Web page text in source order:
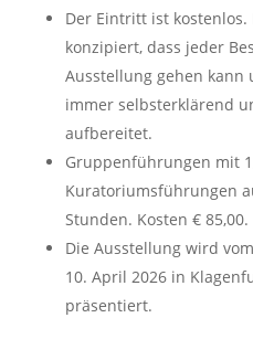
Der Eintritt ist
konzipiert, dass jeder
Ausstellung gehen kann
immer selbsterklärend
aufbereitet.
Gruppenführungen mit
Kuratoriumsführungen
Stunden. Kosten € 85,00.
Die Ausstellung wird
10. April 2026 in
präsentiert.